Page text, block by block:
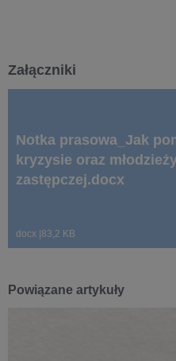
Załączniki
Notka prasowa_Jak
kryzysie oraz
zastępczej.docx
docx 83,2 KB
Powiązane artykuły